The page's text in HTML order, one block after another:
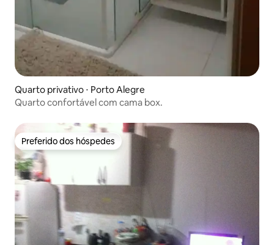
Quarto privativo ⋅ Porto Alegre
Quarto confortável com cama box.
Preferido dos hóspedes
Preferido dos hóspedes